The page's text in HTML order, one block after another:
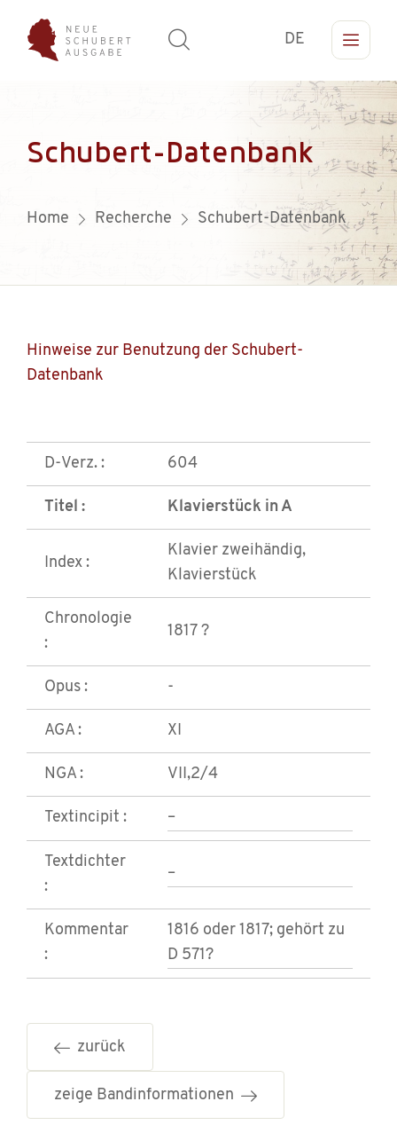
DE
Schubert-Datenbank
Home Recherche Schubert-Datenbank
Hinweise zur Benutzung der Schubert-
Datenbank
D-Verz. : 604
Titel : Klavierstück in A
Index :
Klavier zweihändig,
Klavierstück
Chronologie
:
1817 ?
Opus : -
AGA : XI
NGA : VII,2/4
Textincipit : –
Textdichter
:
–
Kommentar
:
1816 oder 1817; gehört zu
D 571?
zurück
zeige Bandinformationen